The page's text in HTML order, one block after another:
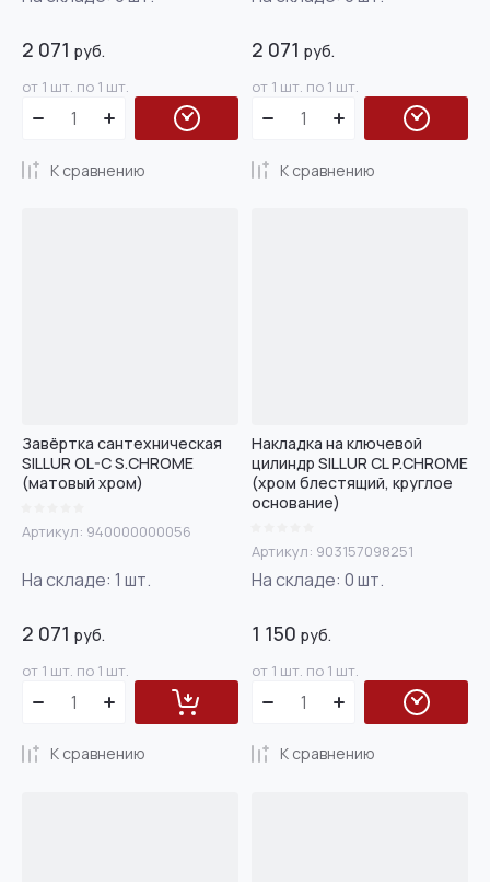
2 071 руб.
от 1 шт. по 1 шт.
К сравнению
2 071 руб.
от 1 шт. по 1 шт.
К сравнению
Завёртка сантехническая
SILLUR OL-C S.CHROME
(матовый хром)
Артикул: 940000000056
На складе: 1 шт.
2 071 руб.
от 1 шт. по 1 шт.
К сравнению
Накладка на ключевой
цилиндр SILLUR CL P.CHROME
(хром блестящий, круглое
основание)
Артикул: 903157098251
На складе: 0шт.
1 150 руб.
от 1 шт. по 1 шт.
К сравнению